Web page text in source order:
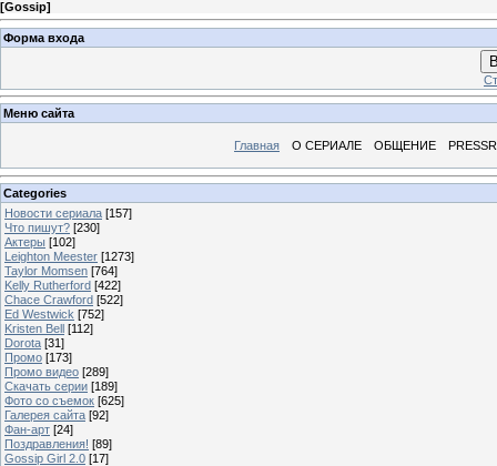
[Gossip]
Форма входа
Меню сайта
Главная О СЕРИАЛЕ ОБЩЕНИЕ
Categories
Новости сериала [157]
Что пишут? [230]
Актеры [102]
Leighton Meester [1273]
Taylor Momsen [764]
Kelly Rutherford [422]
Chace Crawford [522]
Ed Westwick [752]
Kristen Bell [112]
Dorota [31]
Промо [173]
Промо видео [289]
Скачать серии [189]
Фото со съемок [625]
Галерея сайта [92]
Фан-арт [24]
Поздравления! [89]
Gossip Girl 2.0 [17]